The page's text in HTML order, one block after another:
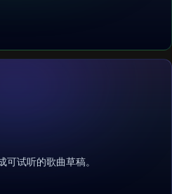
试听的歌曲草稿。